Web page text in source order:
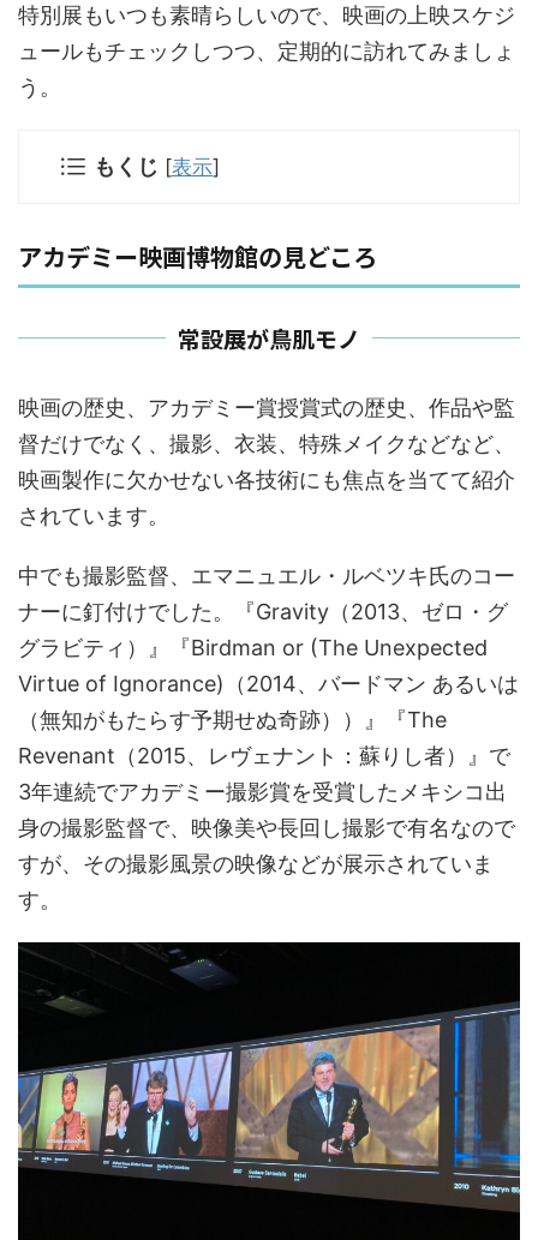
特別展もいつも素晴らしいので、映画の上映スケジ
ュールもチェックしつつ、定期的に訪れてみましょ
う。
もくじ [表示]
アカデミー映画博物館の見どころ
常設展が鳥肌モノ
映画の歴史、アカデミー賞授賞式の歴史、作品や監
督だけでなく、撮影、衣装、特殊メイクなどなど、
映画製作に欠かせない各技術にも焦点を当てて紹介
されています。
中でも撮影監督、エマニュエル・ルベツキ氏のコー
ナーに釘付けでした。『Gravity（2013、ゼロ・グ
グラビティ）』『Birdman or (The Unexpected
Virtue of Ignorance)（2014、バードマン あるいは
（無知がもたらす予期せぬ奇跡））』『The
Revenant（2015、レヴェナント：蘇りし者）』で
3年連続でアカデミー撮影賞を受賞したメキシコ出
身の撮影監督で、映像美や長回し撮影で有名なので
すが、その撮影風景の映像などが展示されていま
す。